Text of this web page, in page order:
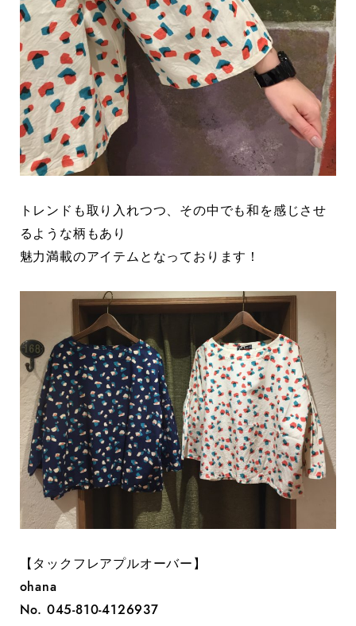
トレンドも取り入れつつ、その中でも和を感じさせ
るような柄もあり
魅力満載のアイテムとなっております！
【タックフレアプルオーバー】
ohana
No. 045-810-4126937